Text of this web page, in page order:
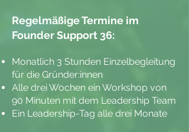
Regelmäßige Termine im
Founder Support 36:
Monatlich 3 Stunden Einzelbegleitung
für die Gründer:innen
Alle drei Wochen ein Workshop von
90 Minuten mit dem Leadership Team
Ein Leadership-Tag alle drei Monate